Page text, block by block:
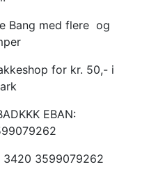
Bang med flere og
for kr. 50,- i
EBAN:
3420 3599079262